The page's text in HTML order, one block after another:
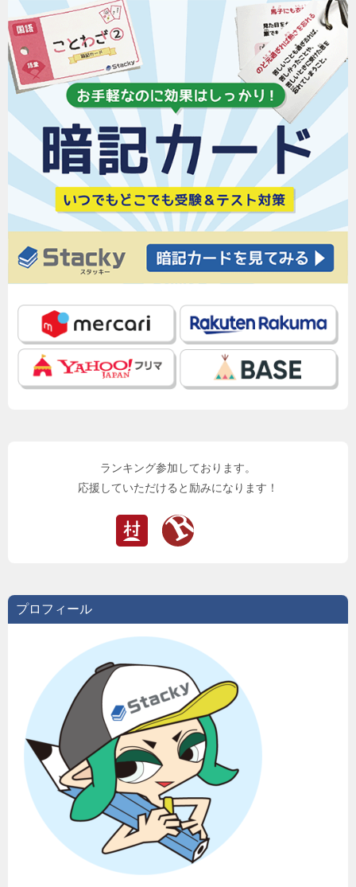
ランキング参加しております。
応援していただけると励みになります！
プロフィール